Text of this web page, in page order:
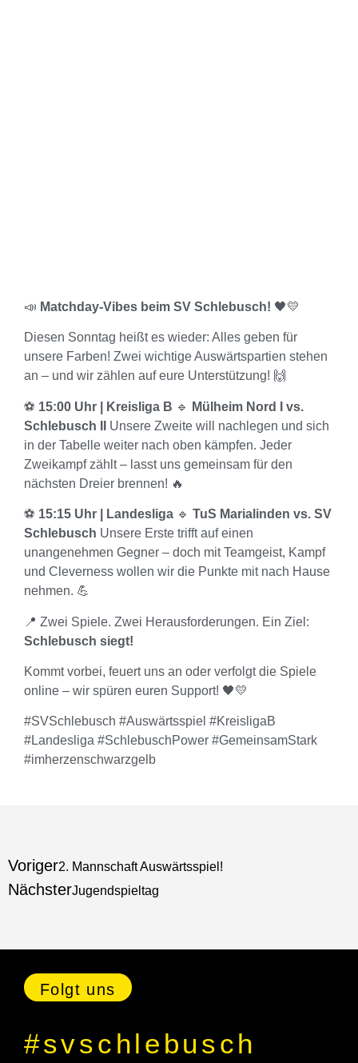
📣 Matchday-Vibes beim SV Schlebusch! 🖤💛
Diesen Sonntag heißt es wieder: Alles geben für
unsere Farben! Zwei wichtige Auswärtspartien stehen
an – und wir zählen auf eure Unterstützung! 🙌
⚽ 15:00 Uhr | Kreisliga B 🔹
Mülheim Nord I vs.
Schlebusch II
Unsere Zweite will nachlegen und sich
in der Tabelle weiter nach oben kämpfen. Jeder
Zweikampf zählt – lasst uns gemeinsam für den
nächsten Dreier brennen! 🔥
⚽ 15:15 Uhr | Landesliga 🔹 TuS Marialinden vs. SV
Schlebusch Unsere Erste trifft auf einen
unangenehmen Gegner – doch mit Teamgeist, Kampf
und Cleverness wollen wir die Punkte mit nach Hause
nehmen. 💪
📍 Zwei Spiele. Zwei Herausforderungen. Ein Ziel:
Schlebusch siegt!
Kommt vorbei, feuert uns an oder verfolgt die Spiele
online – wir spüren euren Support! 🖤💛
#SVSchlebusch #Auswärtsspiel #KreisligaB
#Landesliga #SchlebuschPower #GemeinsamStark
#imherzenschwarzgelb
Voriger2. Mannschaft Auswärtsspiel!
NächsterJugendspieltag
Folgt uns
#svschlebusch